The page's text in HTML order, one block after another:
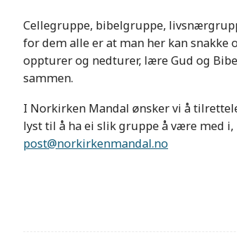
Cellegruppe, bibelgruppe,
for dem alle er at man her kan snakke
oppturer og nedturer, lære Gud og
sammen.
I Norkirken Mandal ønsker vi å
lyst til å ha ei slik gruppe å være med
post@norkirkenmandal.no